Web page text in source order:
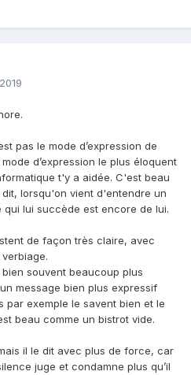
pas le mode d’expression de
d’expression le plus éloquent
t'y a aidée. C'est beau
lorsqu'on vient d'entendre un
lui succède est encore de lui.
de façon très claire, avec
souvent beaucoup plus
message bien plus expressif
par exemple le savent bien et le
beau comme un bistrot vide.
il le dit avec plus de force, car
juge et condamne plus qu’il